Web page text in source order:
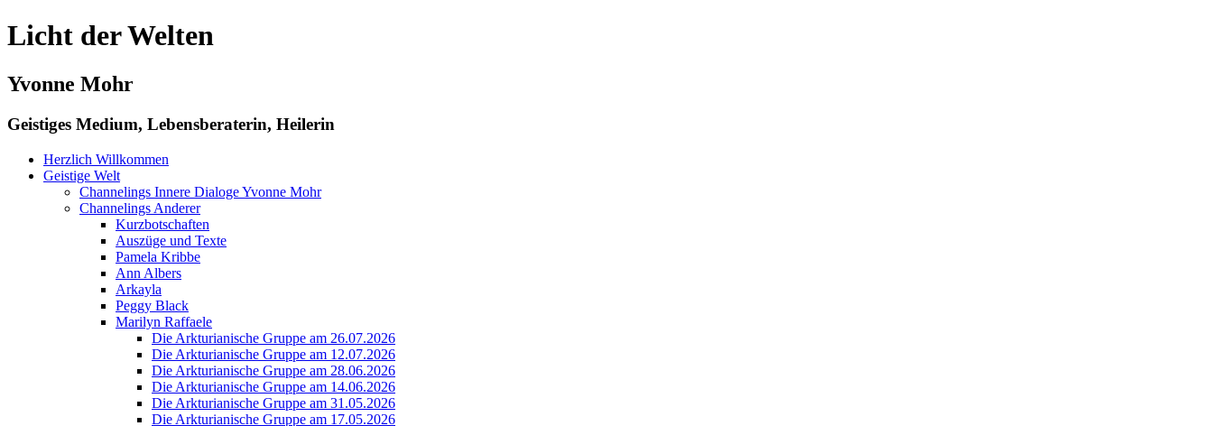
Licht der Welten
Yvonne Mohr
Geistiges Medium, Lebensberaterin, Heilerin
Herzlich Willkommen
Geistige Welt
Channelings Innere Dialoge Yvonne Mohr
Channelings Anderer
Kurzbotschaften
Auszüge und Texte
Pamela Kribbe
Ann Albers
Arkayla
Peggy Black
Marilyn Raffaele
Die Arkturianische Gruppe am 26.07.2026
Die Arkturianische Gruppe am 12.07.2026
Die Arkturianische Gruppe am 28.06.2026
Die Arkturianische Gruppe am 14.06.2026
Die Arkturianische Gruppe am 31.05.2026
Die Arkturianische Gruppe am 17.05.2026